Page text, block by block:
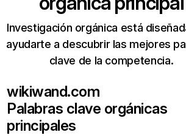
Investigación orgánica está
ayudarte a descubrir las mejores
clave de la competencia.
wikiwand.com
Palabras clave orgánicas
principales